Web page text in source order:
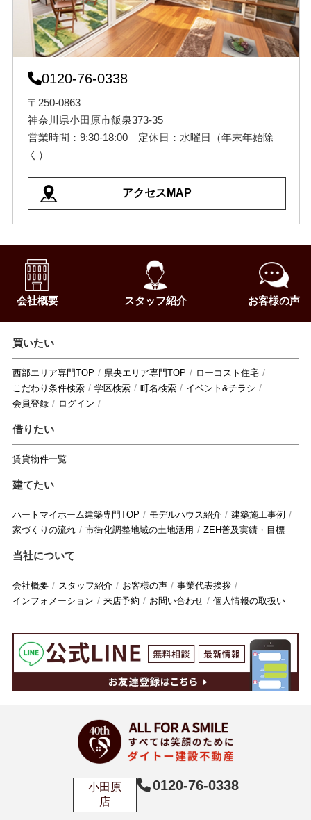
0120-76-0338
〒250-0863
神奈川県小田原市飯泉373-35
営業時間：9:30-18:00 定休日：水曜日（年末年始除
く）
アクセスMAP
会社概要 スタッフ紹介 お客様の声
買いたい
西部エリア専門TOP 県央エリア専門TOP
ローコスト住宅
こだわり条件検索
学区検索 町名検索
イベント&チラシ
会員登録
ログイン
借りたい
賃貸物件一覧
建てたい
ハートマイホーム建築専門TOP モデルハウス紹介
建築施工事例
家づくりの流れ
市街化調整地域の土地活用 ZEH普及実績・目標
当社について
会社概要 スタッフ紹介 お客様の声
事業代表挨拶
インフォメーション
来店予約 お問い合わせ 個人情報の取扱い
小田原
店
0120-76-0338